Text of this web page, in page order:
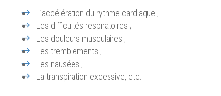
L’accélération du rythme cardiaque ;
Les difficultés respiratoires ;
Les douleurs musculaires ;
Les tremblements ;
Les nausées ;
La transpiration excessive, etc.